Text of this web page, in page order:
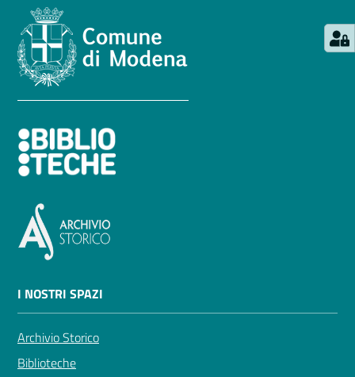
I NOSTRI SPAZI
Archivio Storico
Biblioteche